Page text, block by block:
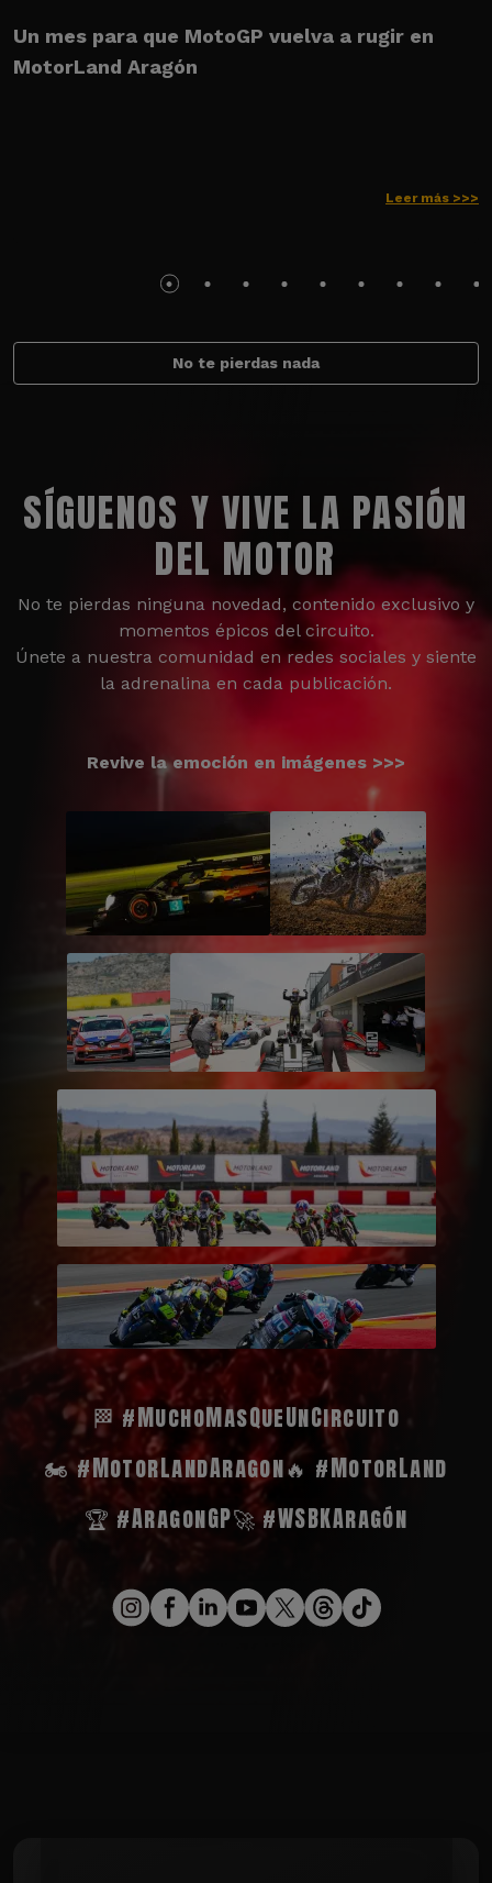
Un mes para que MotoGP vuelva a rugir en
MotorLand Aragón
Leer más >>>
No te pierdas nada
SÍGUENOS Y VIVE LA PASIÓN
DEL MOTOR
No te pierdas ninguna novedad, contenido exclusivo y
momentos épicos del circuito.
Únete a nuestra comunidad en redes sociales y siente
la adrenalina en cada publicación.
Revive la emoción en imágenes >>>
🏁 #MuchoMasQueUnCircuito
🏍️ #MotorLandAragon🔥 #MotorLand
🏆 #AragonGP🚀 #WSBKAragón